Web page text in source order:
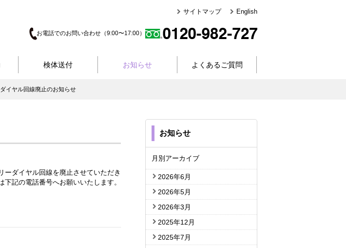
サイトマップ English
お電話でのお問い合わせ（9:00〜17:00）
検体送付 お知らせ よくあるご質問
イヤル回線廃止のお知らせ
ーダイヤル回線を廃止させていただき
記の電話番号へお願いいたします。
お知らせ
月別アーカイブ
2026年6月
2026年5月
2026年3月
2025年12月
2025年7月